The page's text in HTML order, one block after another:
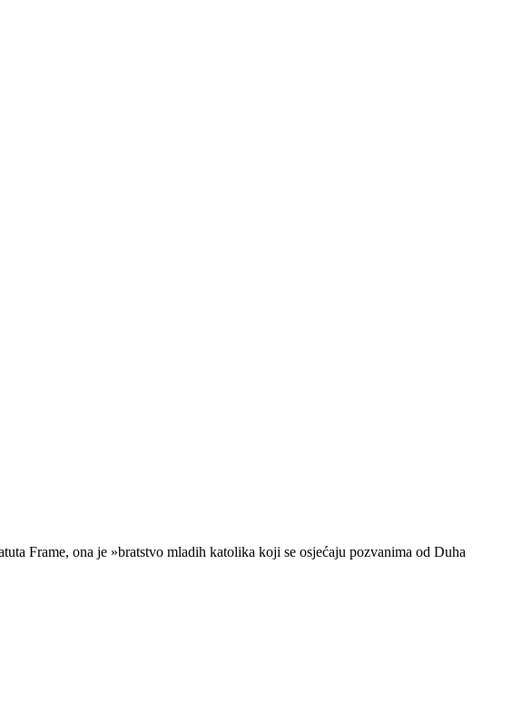
Frame, ona je »bratstvo mladih katolika koji se osjećaju pozvanima od Duha